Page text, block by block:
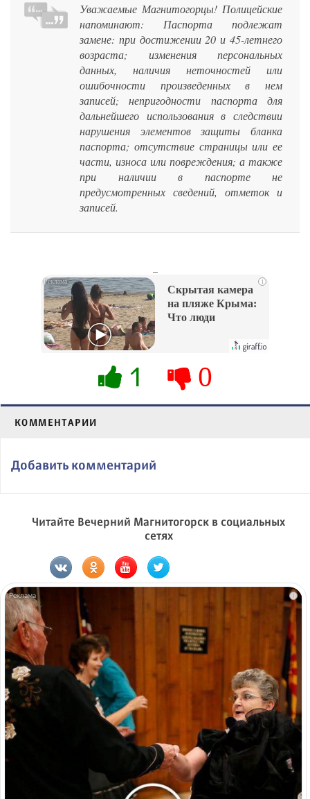
Уважаемые Магнитогорцы! Полицейские
напоминают: Паспорта подлежат
замене: при достижении 20 и 45-летнего
возраста; изменения персональных
данных, наличия неточностей или
ошибочности произведенных в нем
записей; непригодности паспорта для
дальнейшего использования в следствии
нарушения элементов защиты бланка
паспорта; отсутствие страницы или ее
части, износа или повреждения; а также
при наличии в паспорте не
предусмотренных сведений, отметок и
записей.
i
Скрытая камера
на пляже Крыма:
Что люди
их не видят...
1 0
КОММЕНТАРИИ
Добавить комментарий
Читайте Вечерний Магнитогорск в социальных
сетях
i